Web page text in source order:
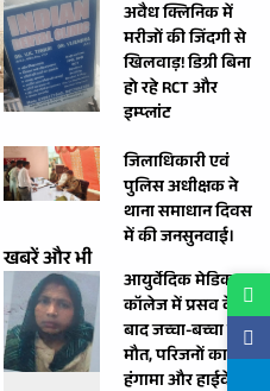
अवैध क्लिनिक में
मरीजों की जिंदगी से
खिलवाड़! डिग्री बिना
हो रहे RCT और
इम्प्लांट
जिलाधिकारी एवं
पुलिस अधीक्षक ने
थाना समाधान दिवस
में की जनसुनवाई।
खबरें और भी
आयुर्वेदिक मेडिकल
कॉलेज में प्रसव के
बाद जच्चा-बच्चा की
मौत, परिजनों का
हंगामा और हाईवे पर